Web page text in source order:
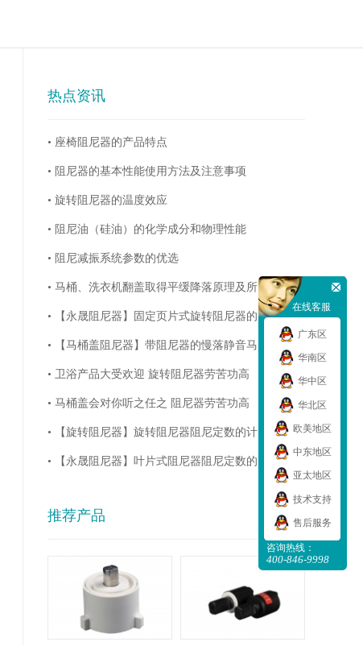
热点资讯
• 座椅阻尼器的产品特点
• 阻尼器的基本性能使用方法及注意事项
• 旋转阻尼器的温度效应
• 阻尼油（硅油）的化学成分和物理性能
• 阻尼减振系统参数的优选
• 马桶、洗衣机翻盖取得平缓降落原理及所...
• 【永晟阻尼器】固定页片式旋转阻尼器的...
• 【马桶盖阻尼器】带阻尼器的慢落静音马...
• 卫浴产品大受欢迎 旋转阻尼器劳苦功高
• 马桶盖会对你听之任之 阻尼器劳苦功高
• 【旋转阻尼器】旋转阻尼器阻尼定数的计...
• 【永晟阻尼器】叶片式阻尼器阻尼定数的...
推荐产品
在线客服
广东区
华南区
华中区
华北区
欧美地区
中东地区
亚太地区
技术支持
售后服务
咨询热线：
400-846-9998